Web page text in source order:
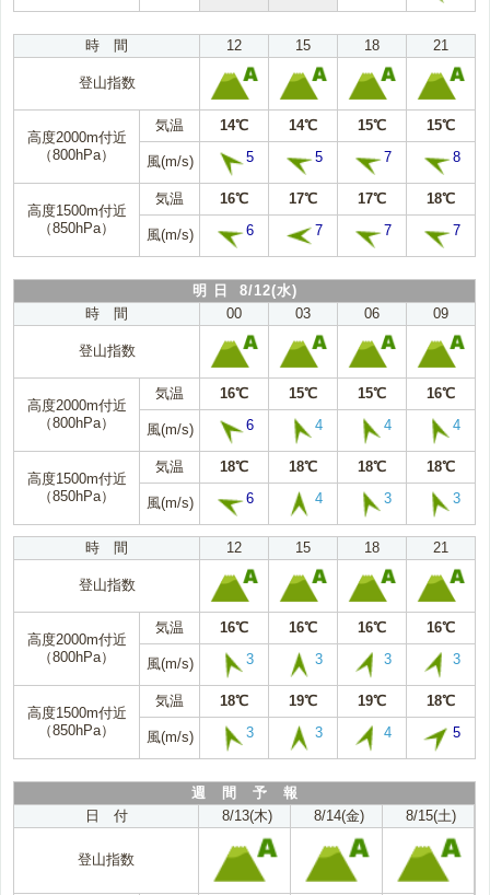
時 間 12 15 18 21
登山指数
高度2000m付近
（800hPa）
気温 14℃ 14℃ 15℃ 15℃
風(m/s) 5 5 7 8
高度1500m付近
（850hPa）
気温 16℃ 17℃ 17℃ 18℃
風(m/s) 6 7 7 7
明 日 8/12(水)
時 間
00 03 06 09
登山指数
高度2000m付近
（800hPa）
気温 16℃ 15℃ 15℃ 16℃
風(m/s) 6 4 4 4
高度1500m付近
（850hPa）
気温 18℃ 18℃ 18℃ 18℃
風(m/s) 6 4 3 3
時 間 12 15 18 21
登山指数
高度2000m付近
（800hPa）
気温 16℃ 16℃ 16℃ 16℃
風(m/s) 3 3 3 3
高度1500m付近
（850hPa）
気温 18℃ 19℃ 19℃ 18℃
風(m/s) 3 3 4 5
週 間 予 報
日 付
8/13(木) 8/14(金) 8/15(土)
登山指数